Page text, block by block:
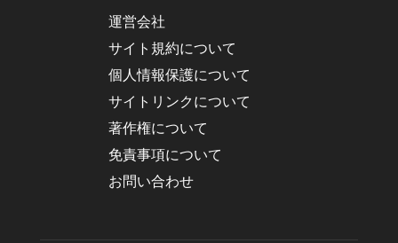
運営会社
サイト規約について
個人情報保護について
サイトリンクについて
著作権について
免責事項について
お問い合わせ